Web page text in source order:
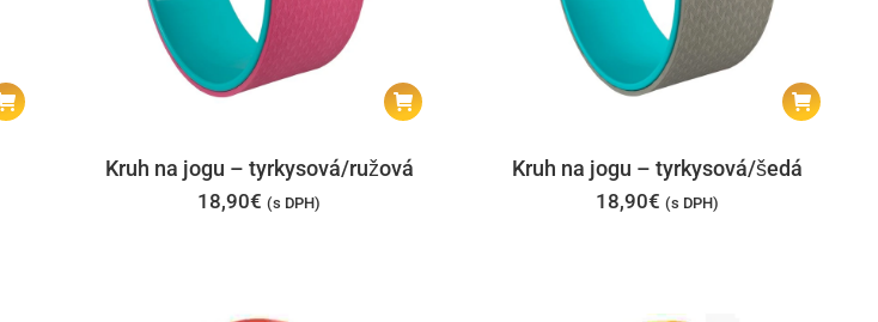
Kruh na jogu – tyrkysová/ružová
18,90€ (s DPH)
Kruh na jogu – tyrkysová/šedá
18,90€ (s DPH)